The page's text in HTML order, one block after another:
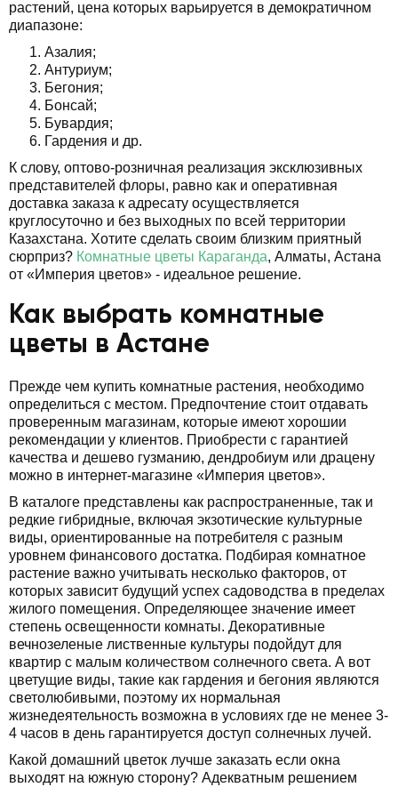
растений, цена которых варьируется в демократичном
диапазоне:
Азалия;
Антуриум;
Бегония;
Бонсай;
Бувардия;
Гардения и др.
К слову, оптово-розничная реализация эксклюзивных
представителей флоры, равно как и оперативная
доставка заказа к адресату осуществляется
круглосуточно и без выходных по всей территории
Казахстана. Хотите сделать своим близким приятный
сюрприз? Комнатные цветы Караганда, Алматы, Астана
от «Империя цветов» - идеальное решение.
Как выбрать комнатные
цветы в Астане
Прежде чем купить комнатные растения, необходимо
определиться с местом. Предпочтение стоит отдавать
проверенным магазинам, которые имеют хорошии
рекомендации у клиентов. Приобрести с гарантией
качества и дешево гузманию, дендробиум или драцену
можно в интернет-магазине «Империя цветов».
В каталоге представлены как распространенные, так и
редкие гибридные, включая экзотические культурные
виды, ориентированные на потребителя с разным
уровнем финансового достатка. Подбирая комнатное
растение важно учитывать несколько факторов, от
которых зависит будущий успех садоводства в пределах
жилого помещения. Определяющее значение имеет
степень освещенности комнаты. Декоративные
вечнозеленые лиственные культуры подойдут для
квартир с малым количеством солнечного света. А вот
цветущие виды, такие как гардения и бегония являются
светолюбивыми, поэтому их нормальная
жизнедеятельность возможна в условиях где не менее 3-
4 часов в день гарантируется доступ солнечных лучей.
Какой домашний цветок лучше заказать если окна
выходят на южную сторону? Адекватным решением